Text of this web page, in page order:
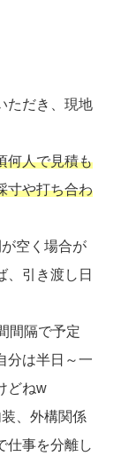
ただき、現地
何人で見積も
寸や打ち合わ
空く場合が
、引き渡し日
間隔で予定
分は半日～一
どねw
、外構関係
仕事を分離し